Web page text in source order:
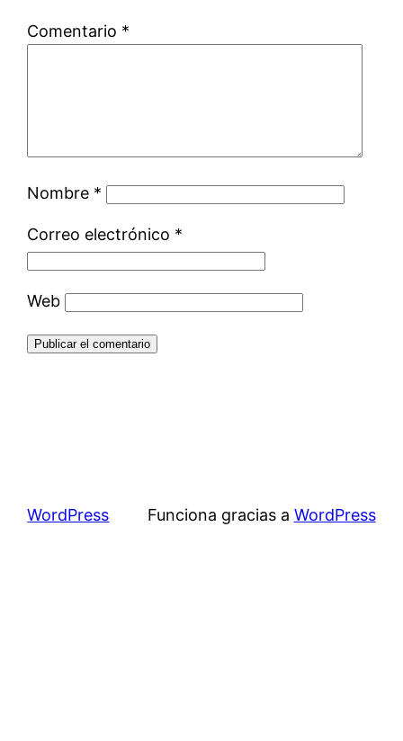
Comentario *
Nombre *
Correo electrónico *
Web
WordPress Funciona gracias a WordPress